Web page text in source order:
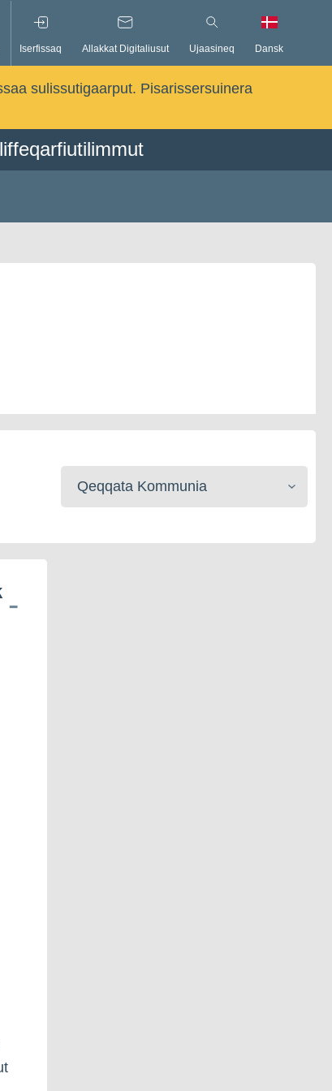
Iserfissaq Allakkat Digitaliusut Ujaasineq Dansk
sulissutigaarput. Pisarissersuinera
Kommunerisat
toqqaruk